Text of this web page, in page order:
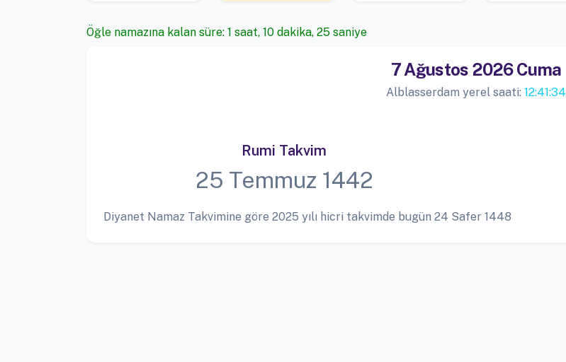
Öğle namazına kalan süre: 1 saat, 10 dakika, 25 saniye
7 Ağustos 2026 Cuma
Alblasserdam yerel saati: 12:41:34
Rumi Takvim
25 Temmuz 1442
Diyanet Namaz Takvimine göre 2025 yılı hicri takvimde bugün 24 Safer 1448